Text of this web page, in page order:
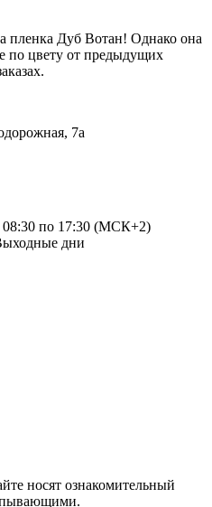
пленка Дуб Вотан! Однако она
по цвету от предыдущих
7а
08:30 по 17:30 (МСК+2)
дни
носят ознакомительный